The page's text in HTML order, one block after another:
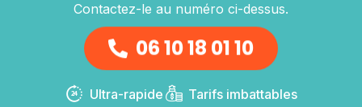
Contactez-le au numéro ci-dessus.
06 10 18 01 10
Ultra-rapide Tarifs imbattables